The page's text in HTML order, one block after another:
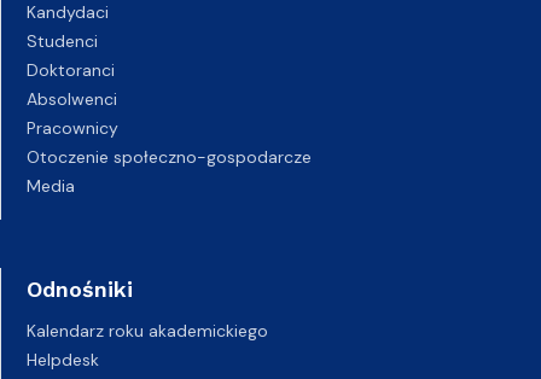
Kandydaci
Studenci
Doktoranci
Absolwenci
Pracownicy
Otoczenie społeczno-gospodarcze
Media
Odnośniki
Kalendarz roku akademickiego
Helpdesk